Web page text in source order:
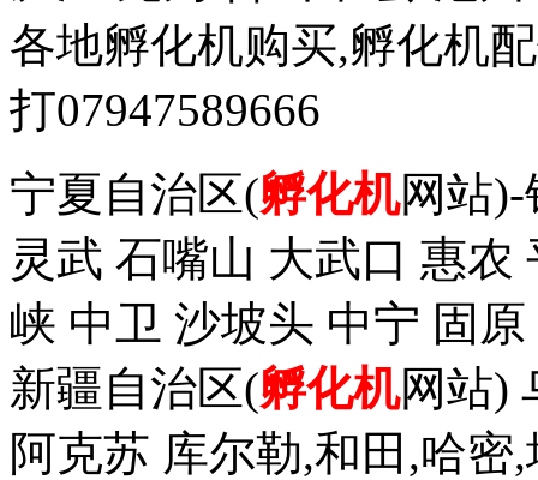
各地孵化机购买,孵化机
打07947589666
宁夏自治区(孵化机网站)-
灵武 石嘴山 大武口 惠农
峡 中卫 沙坡头 中宁 固
新疆自治区(孵化机网站)
阿克苏 库尔勒,和田,哈密